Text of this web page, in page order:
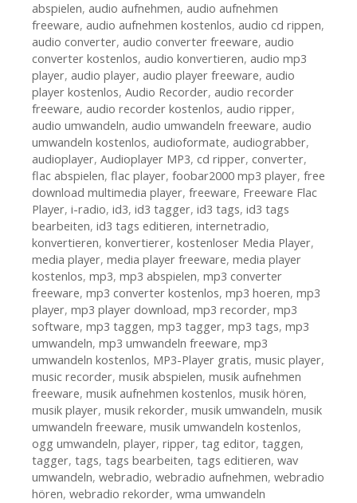
abspielen, audio aufnehmen, audio aufnehmen
freeware, audio aufnehmen kostenlos, audio cd rippen,
audio converter, audio converter freeware, audio
converter kostenlos, audio konvertieren, audio mp3
player, audio player, audio player freeware, audio
player kostenlos, Audio Recorder, audio recorder
freeware, audio recorder kostenlos, audio ripper,
audio umwandeln, audio umwandeln freeware, audio
umwandeln kostenlos, audioformate, audiograbber,
audioplayer, Audioplayer MP3, cd ripper, converter,
flac abspielen, flac player, foobar2000 mp3 player, free
download multimedia player, freeware, Freeware Flac
Player, i-radio, id3, id3 tagger, id3 tags, id3 tags
bearbeiten, id3 tags editieren, internetradio,
konvertieren, konvertierer, kostenloser Media Player,
media player, media player freeware, media player
kostenlos, mp3, mp3 abspielen, mp3 converter
freeware, mp3 converter kostenlos, mp3 hoeren, mp3
player, mp3 player download, mp3 recorder, mp3
software, mp3 taggen, mp3 tagger, mp3 tags, mp3
umwandeln, mp3 umwandeln freeware, mp3
umwandeln kostenlos, MP3-Player gratis, music player,
music recorder, musik abspielen, musik aufnehmen
freeware, musik aufnehmen kostenlos, musik hören,
musik player, musik rekorder, musik umwandeln, musik
umwandeln freeware, musik umwandeln kostenlos,
ogg umwandeln, player, ripper, tag editor, taggen,
tagger, tags, tags bearbeiten, tags editieren, wav
umwandeln, webradio, webradio aufnehmen, webradio
hören, webradio rekorder, wma umwandeln